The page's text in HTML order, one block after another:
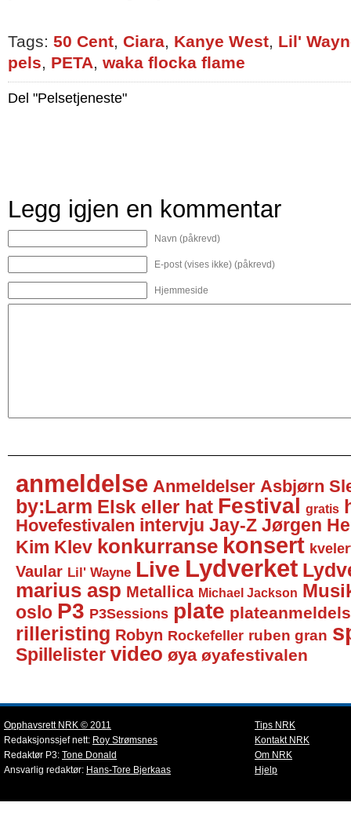
Tags: 50 Cent, Ciara, Kanye West, Lil'
pels, PETA, waka flocka flame
Del "Pelsetjeneste"
Legg igjen en kommentar
Navn (påkrevd)
E-post (vises ikke) (påkrevd)
Hjemmeside
anmeldelse Anmeldelser Asbjørn
by:Larm Elsk eller hat Festival gratis
Hovefestivalen intervju Jay-Z Jørgen
Kim Klev konkurranse konsert
Vaular Lil' Wayne Live Lydverket
marius asp Metallica Michael Jackson
oslo P3 P3Sessions plate
rilleristing Robyn Rockefeller ruben gran
Spillelister video øya øyafestivalen
Opphavsrett NRK © 2011
Redaksjonssjef nett: Roy Strømsnes
Redaktør P3: Tone Donald
Ansvarlig redaktør: Hans-Tore Bjerkaas
Tips NRK
Kontakt NRK
Om NRK
Hjelp